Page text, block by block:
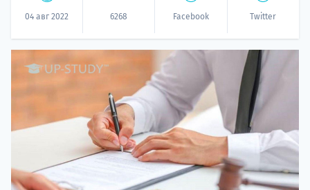
04 авг 2022 6268 Facebook Twitter
20.09